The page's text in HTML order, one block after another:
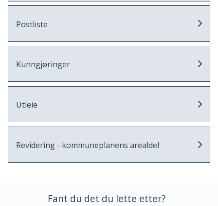
Postliste
Kunngjøringer
Utleie
Revidering - kommuneplanens arealdel
Fant du det du lette etter?